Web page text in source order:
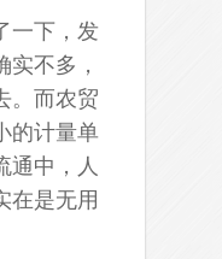
下，发
不多，
。而农贸
的计量单
通中，人
在是无用